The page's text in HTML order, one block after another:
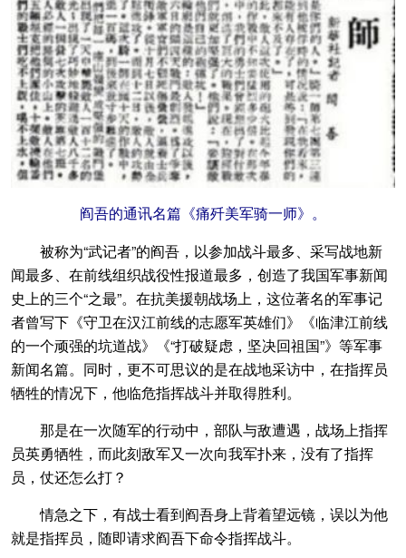
阎吾的通讯名篇《痛歼美军骑一师》。
被称为“武记者”的阎吾，以参加战斗最多、采写战地新
闻最多、在前线组织战役性报道最多，创造了我国军事新闻
史上的三个“之最”。在抗美援朝战场上，这位著名的军事记
者曾写下《守卫在汉江前线的志愿军英雄们》《临津江前线
的一个顽强的坑道战》《“打破疑虑，坚决回祖国”》等军事
新闻名篇。同时，更不可思议的是在战地采访中，在指挥员
牺牲的情况下，他临危指挥战斗并取得胜利。
那是在一次随军的行动中，部队与敌遭遇，战场上指挥
员英勇牺牲，而此刻敌军又一次向我军扑来，没有了指挥
员，仗还怎么打？
情急之下，有战士看到阎吾身上背着望远镜，误以为他
就是指挥员，随即请求阎吾下命令指挥战斗。